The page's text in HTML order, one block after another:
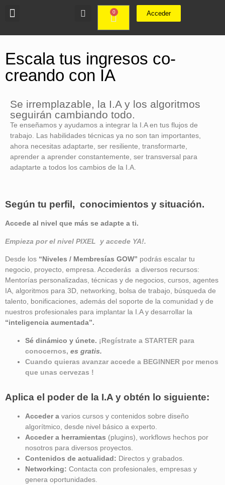
0 Acceder
Escala tus ingresos co-
creando con IA
Se irremplazable, la I.A y los algoritmos
seguirán cambiando todo.
Te enseñamos y ayudamos a integrar la I.A en tus flujos de
trabajo. Las habilidades técnicas ya no son tan importantes,
ahora necesitas adaptarte, ser resiliente, transformarte,
aprender a aprender constantemente, ser transversal para
adaptarte a todos los cambios de la I.A.
Según tu perfil, conocimientos y situación.
Accede al nivel que más se adapte a ti.
Empieza por el nivel PIXEL y accede YA!.
Desde los “Niveles / Membresías GOW” podrás escalar tu
negocio, proyecto, empresa. Accederás a diversos recursos:
Mentorías personalizadas, técnicas y de negocios, cursos, agentes
IA, algoritmos para 3D, networking, bolsa de trabajo, búsqueda de
talento, bonificaciones, además del soporte de la comunidad y de
nuestros profesionales para implantar la I.A y desarrollar la
“inteligencia aumentada”.
Sé dinámico y únete. ¡Regístrate a STARTER para
conocernos, es gratis.
Cuando quieras avanzar accede a BEGINNER por menos
que unas cervezas !
Aplica el poder de la I.A y obtén lo siguiente:
Acceder a varios cursos y contenidos sobre diseño
algorítmico, desde nivel básico a experto.
Acceder a herramientas (plugins), workflows hechos por
nosotros para diversos proyectos.
Contenidos de actualidad: Directos y grabados.
Networking: Contacta con profesionales, empresas y
genera oportunidades.